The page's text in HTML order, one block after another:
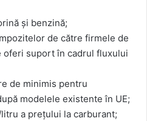
și benzină;
de către firmele de
suport în cadrul fluxului
de minimis pentru
modelele existente în UE;
a prețului la carburant;